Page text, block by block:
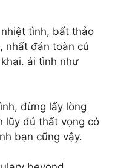
tình, bất thảo
nhất đán toàn cú
ái tình như
đừng lấy lòng
lũy đủ thất vọng có
bạn cũng vậy.